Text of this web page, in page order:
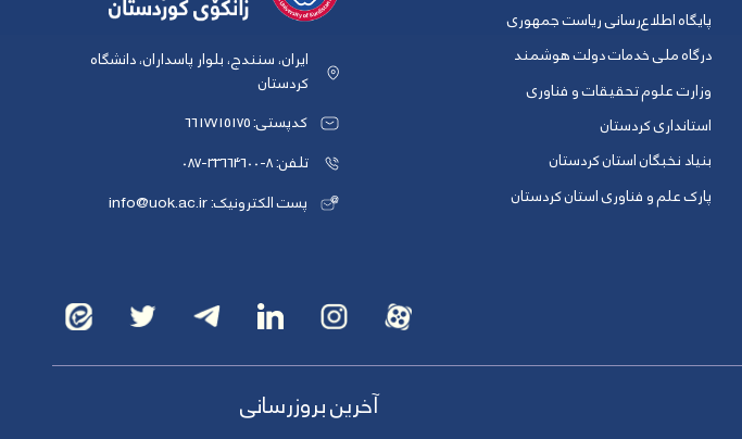
پایگاه اطلاع‌رسانی ریاست جمهوری
درگاه ملی خدمات دولت هوشمند
وزارت علوم تحقیقات و فناوری
استانداری کردستان
بنیاد نخبگان استان کردستان
پارک علم و فناوری استان کردستان
ایران، سنندج، بلوار پاسداران، دانشگاه
کردستان
کدپستی: 6617715175
تلفن: 8-33664600-087
پست الکترونیک: info@uok.ac.ir
آخرین بروزرسانی